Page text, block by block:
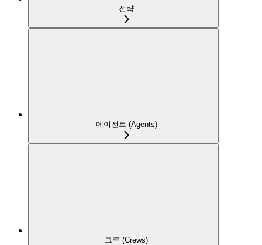
전략
에이전트 (Agents)
크루 (Crews)